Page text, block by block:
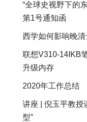
“全球史视野下的
第1号通知函
西学如何影响晚
联想V310-14IKB
升级内存
2020年工作总结
讲座 | 倪玉平教授
型”